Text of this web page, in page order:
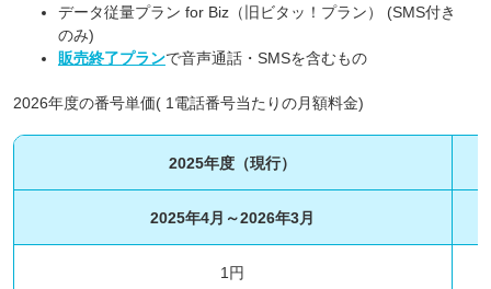
データ従量プラン for Biz（旧ビタッ！プラン） (SMS付き
のみ)
販売終了プランで音声通話・SMSを含むもの
2026年度の番号単価( 1電話番号当たりの月額料金)
2025年度（現行）
2025年4月～2026年3月
1円